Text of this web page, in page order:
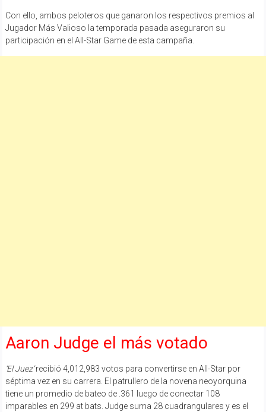
Con ello, ambos peloteros que ganaron los respectivos premios al
Jugador Más Valioso la temporada pasada aseguraron su
participación en el All-Star Game de esta campaña.
Aaron Judge el más votado
‘El Juez’recibió 4,012,983 votos para convertirse en All-Star por
séptima vez en su carrera. El patrullero de la novena neoyorquina
tiene un promedio de bateo de .361 luego de conectar 108
imparables en 299 at bats. Judge suma 28 cuadrangulares y es el